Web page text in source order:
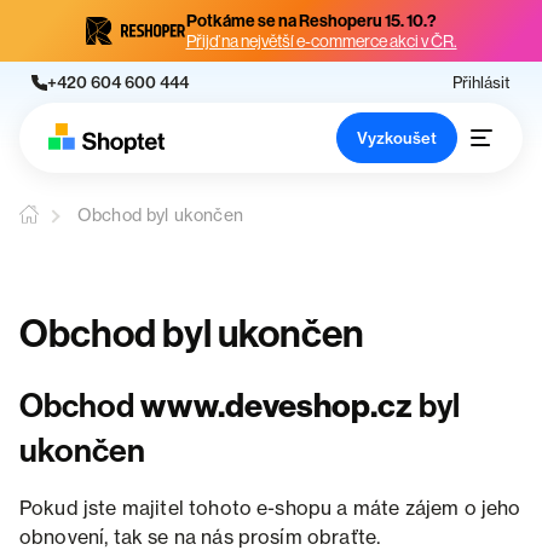
Potkáme se na Reshoperu 15. 10.?
Přijď na největší e-commerce akci v ČR.
+420 604 600 444 Přihlásit
Vyzkoušet
Obchod byl ukončen
Obchod byl ukončen
Obchodwww.deveshop.cz byl
ukončen
Pokud jste majitel tohoto e-shopu a máte zájem o jeho
obnovení, tak se na nás prosím obraťte.